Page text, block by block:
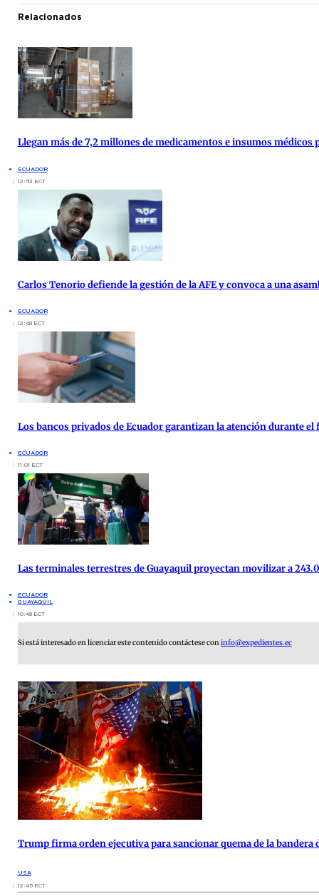
Relacionados
Llegan más de 7,2 millones de medicamentos e insumos médicos
ECUADOR
12:53 ECT
Carlos Tenorio defiende la gestión de la AFE y convoca a una
ECUADOR
12:48 ECT
Los bancos privados de Ecuador garantizan la atención durante el
ECUADOR
11:01 ECT
Las terminales terrestres de Guayaquil proyectan movilizar a
ECUADOR
GUAYAQUIL
10:48 ECT
Si está interesado en licenciar este contenido contáctese coninfo@expedientes.ec
Trump firma orden ejecutiva para sancionar quema de la bandera
USA
12:45 ECT